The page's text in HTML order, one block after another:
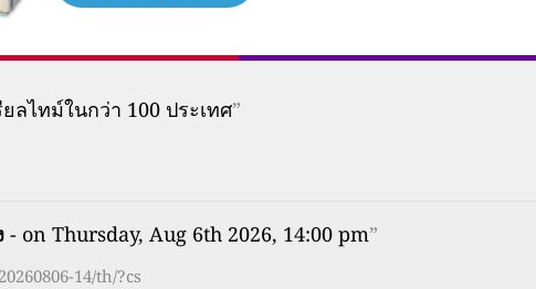
ไทม์ในกว่า 100 ประเทศ”
- on Thursday, Aug 6th 2026, 14:00 pm”
14/th/?cs